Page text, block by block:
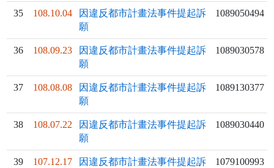
35 108.10.04
因違反都市計畫法事件提起訴
願
1089050494
36 108.09.23
因違反都市計畫法事件提起訴
願
1089030578
37 108.08.08
因違反都市計畫法事件提起訴
願
1089130377
38 108.07.22
因違反都市計畫法事件提起訴
願
1089030440
39 107.12.17
因違反都市計畫法事件提起訴
1079100993